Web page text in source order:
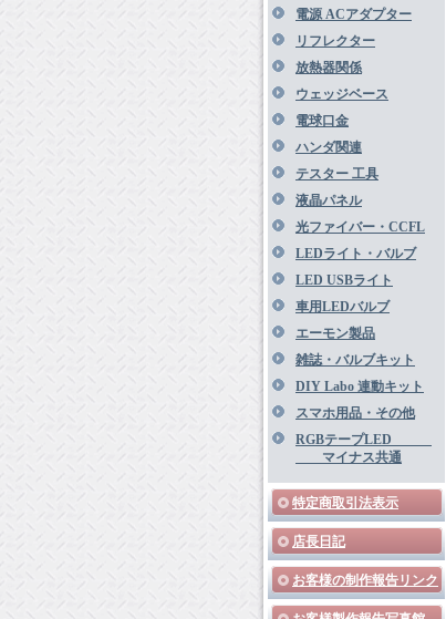
電源 ACアダプター
リフレクター
放熱器関係
ウェッジベース
電球口金
ハンダ関連
テスター 工具
液晶パネル
光ファイバー・CCFL
LEDライト・バルブ
LED USBライト
車用LEDバルブ
エーモン製品
雑誌・バルブキット
DIY Labo 連動キット
スマホ用品・その他
RGBテープLED
マイナス共通
特定商取引法表示
店長日記
お客様の制作報告リンク